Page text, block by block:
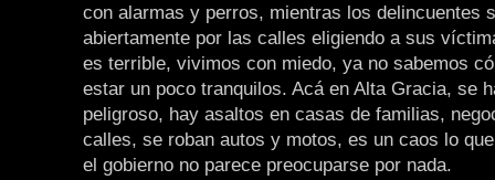
con alarmas y perros, mientras los delincuentes
abiertamente por las calles eligiendo a sus
es terrible, vivimos con miedo, ya no sabemos
estar un poco tranquilos. Acá en Alta Gracia, se
peligroso, hay asaltos en casas de familias,
calles, se roban autos y motos, es un caos lo
el gobierno no parece preocuparse por nada.